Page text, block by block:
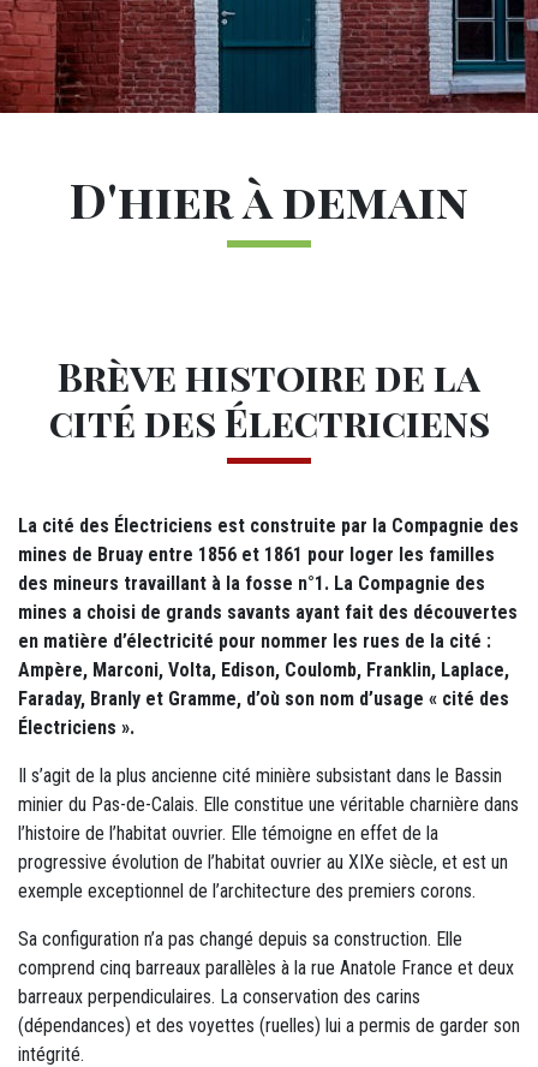
D'hier à demain
Brève histoire de la
cité des Électriciens
La cité des Électriciens est construite par la Compagnie des
mines de Bruay entre 1856 et 1861 pour loger les familles
des mineurs travaillant à la fosse n°1. La Compagnie des
mines a choisi de grands savants ayant fait des découvertes
en matière d’électricité pour nommer les rues de la cité :
Ampère, Marconi, Volta, Edison, Coulomb, Franklin, Laplace,
Faraday, Branly et Gramme, d’où son nom d’usage « cité des
Électriciens ».
Il s’agit de la plus ancienne cité minière subsistant dans le Bassin
minier du Pas-de-Calais. Elle constitue une véritable charnière dans
l’histoire de l’habitat ouvrier. Elle témoigne en effet de la
progressive évolution de l’habitat ouvrier au XIXe siècle, et est un
exemple exceptionnel de l’architecture des premiers corons.
Sa configuration n’a pas changé depuis sa construction. Elle
comprend cinq barreaux parallèles à la rue Anatole France et deux
barreaux perpendiculaires. La conservation des carins
(dépendances) et des voyettes (ruelles) lui a permis de garder son
intégrité.